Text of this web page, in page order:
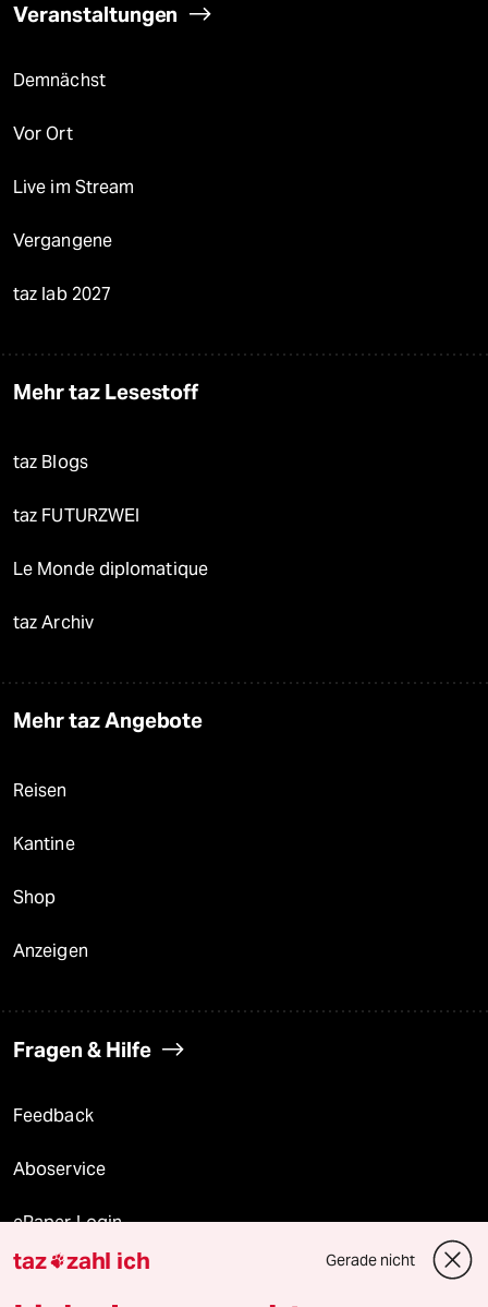
Veranstaltungen
Demnächst
Vor Ort
Live im Stream
Vergangene
taz lab 2027
Mehr taz Lesestoff
taz Blogs
taz FUTURZWEI
Le Monde diplomatique
taz Archiv
Mehr taz Angebote
Reisen
Kantine
Shop
Anzeigen
Fragen & Hilfe
Feedback
Aboservice
ePaper Login
Downloads für Abonnierende
taz zahl ich Gerade nicht